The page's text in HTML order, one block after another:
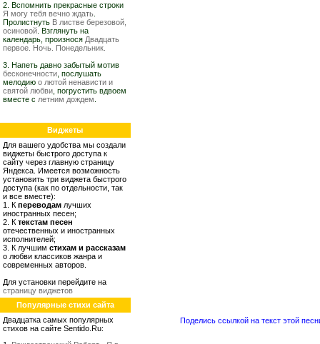
2. Вспомнить прекрасные строки
Я могу тебя вечно ждать
Пролистнуть В листве березовой,
осиновой . Взглянуть на
календарь, произнося Двадцать
первое. Ночь. Понедельник.
3. Напеть давно забытый мотив
бесконечности , послушать
мелодию о лютой ненависти и
святой любви , погрустить вдвоем
вместе с летним дождем
Виджеты
Для вашего удобства мы создали
виджеты быстрого доступа к
сайту через главную страницу
Яндекса. Имеется возможность
установить три виджета быстрого
доступа (как по отдельности, так
и все вместе):
1. К переводам лучших
иностранных песен;
2. К текстам песен
отечественных и иностранных
исполнителей;
3. К лучшим стихам и рассказам
о любви классиков жанра и
современных авторов.
Для установки перейдите на
страницу виджетов
Популярные стихи сайта
Двадцатка самых популярных
стихов на сайте Sentido.Ru:
Поделись ссылкой на текст этой